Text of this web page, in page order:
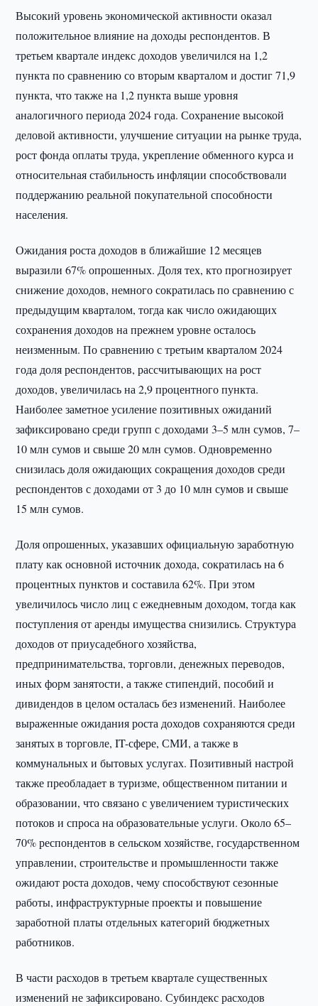
Высокий уровень экономической активности оказал
положительное влияние на доходы респондентов. В
третьем квартале индекс доходов увеличился на 1,2
пункта по сравнению со вторым кварталом и достиг 71,9
пункта, что также на 1,2 пункта выше уровня
аналогичного периода 2024 года. Сохранение высокой
деловой активности, улучшение ситуации на рынке труда,
рост фонда оплаты труда, укрепление обменного курса и
относительная стабильность инфляции способствовали
поддержанию реальной покупательной способности
населения.
Ожидания роста доходов в ближайшие 12 месяцев
выразили 67% опрошенных. Доля тех, кто прогнозирует
снижение доходов, немного сократилась по сравнению с
предыдущим кварталом, тогда как число ожидающих
сохранения доходов на прежнем уровне осталось
неизменным. По сравнению с третьим кварталом 2024
года доля респондентов, рассчитывающих на рост
доходов, увеличилась на 2,9 процентного пункта.
Наиболее заметное усиление позитивных ожиданий
зафиксировано среди групп с доходами 3–5 млн сумов, 7–
10 млн сумов и свыше 20 млн сумов. Одновременно
снизилась доля ожидающих сокращения доходов среди
респондентов с доходами от 3 до 10 млн сумов и свыше
15 млн сумов.
Доля опрошенных, указавших официальную заработную
плату как основной источник дохода, сократилась на 6
процентных пунктов и составила 62%. При этом
увеличилось число лиц с ежедневным доходом, тогда как
поступления от аренды имущества снизились. Структура
доходов от приусадебного хозяйства,
предпринимательства, торговли, денежных переводов,
иных форм занятости, а также стипендий, пособий и
дивидендов в целом осталась без изменений. Наиболее
выраженные ожидания роста доходов сохраняются среди
занятых в торговле, IT-сфере, СМИ, а также в
коммунальных и бытовых услугах. Позитивный настрой
также преобладает в туризме, общественном питании и
образовании, что связано с увеличением туристических
потоков и спроса на образовательные услуги. Около 65–
70% респондентов в сельском хозяйстве, государственном
управлении, строительстве и промышленности также
ожидают роста доходов, чему способствуют сезонные
работы, инфраструктурные проекты и повышение
заработной платы отдельных категорий бюджетных
работников.
В части расходов в третьем квартале существенных
изменений не зафиксировано. Субиндекс расходов